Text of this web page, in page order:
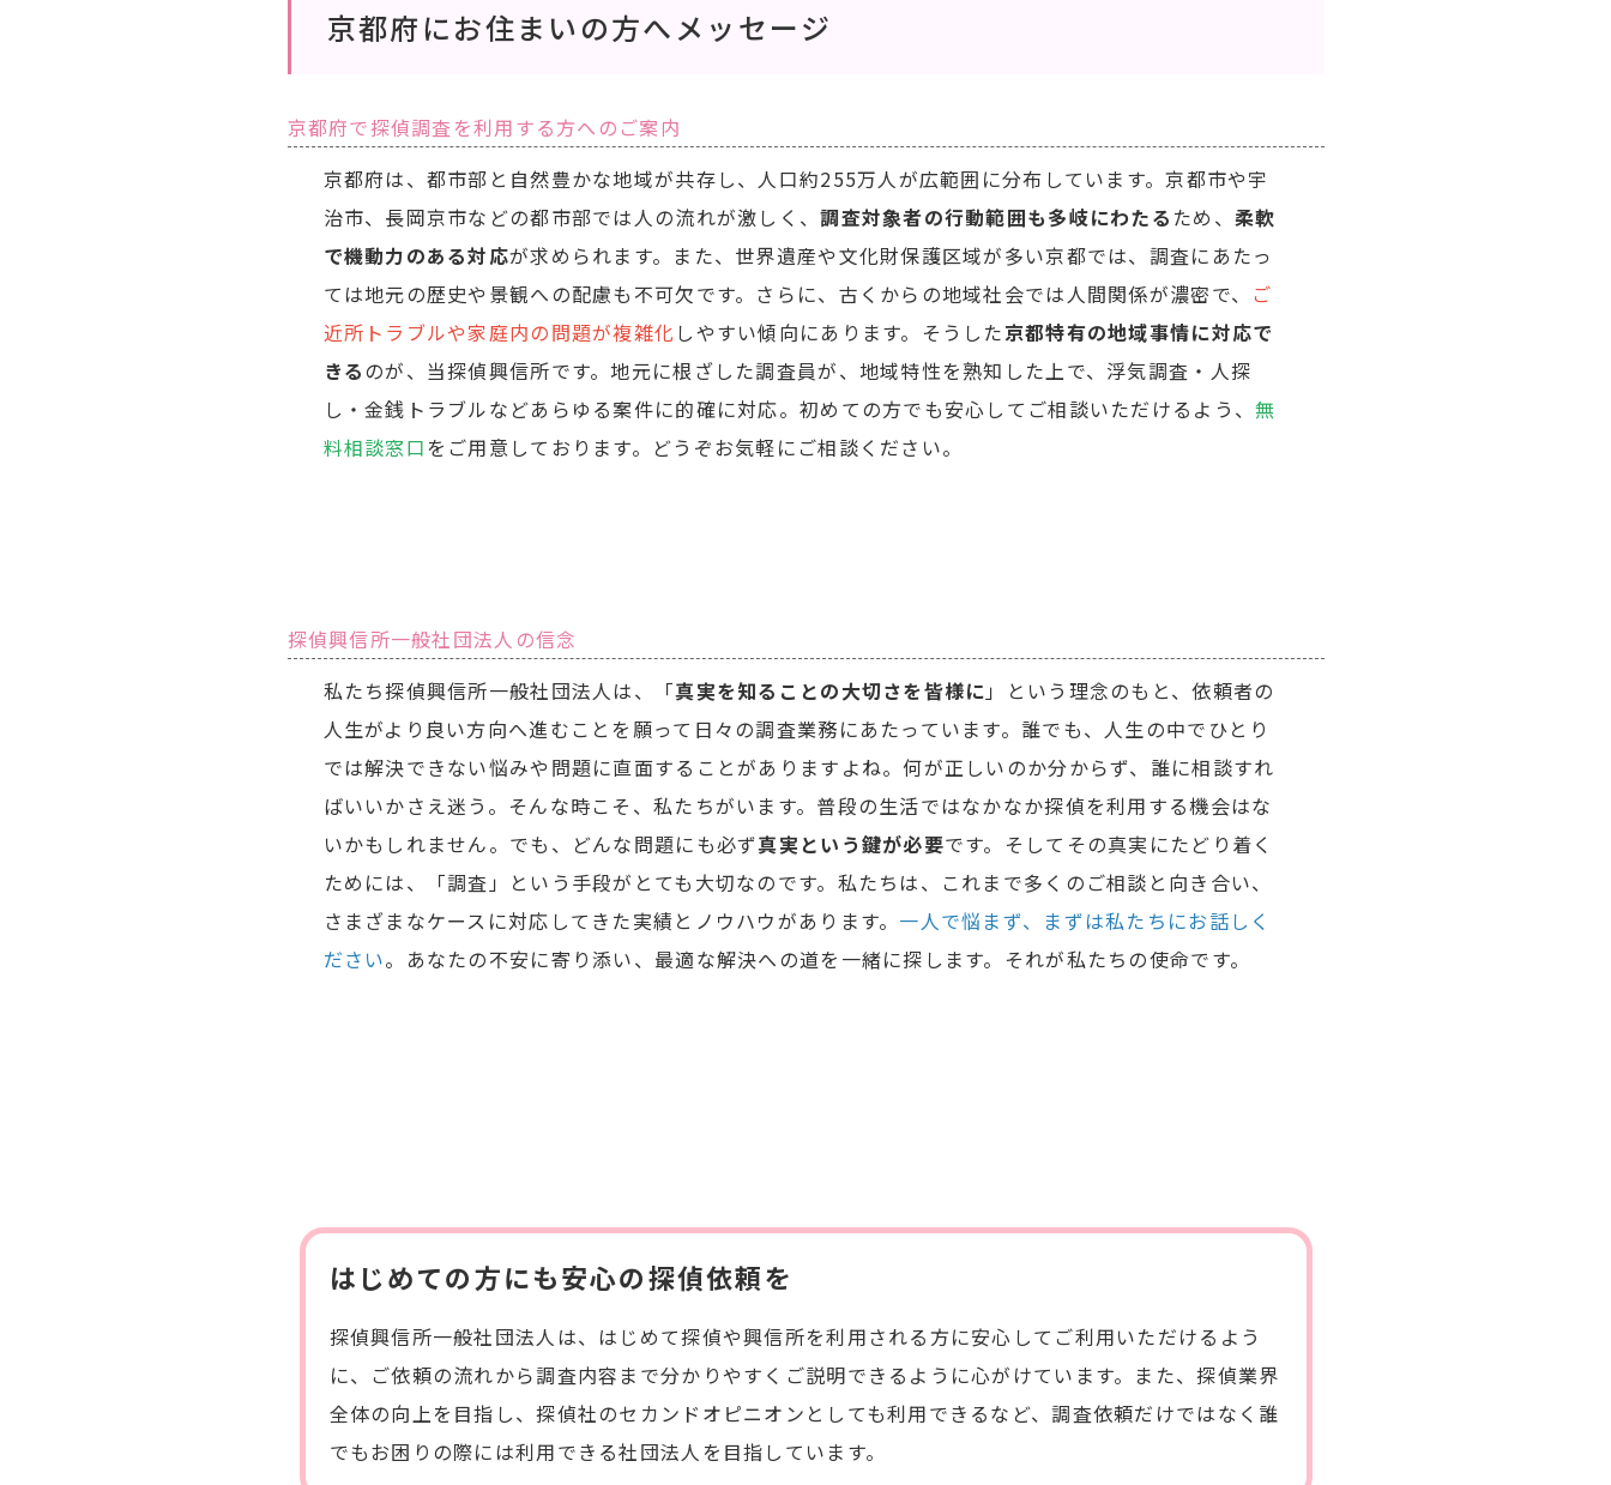
京都府にお住まいの方へメッセージ
京都府で探偵調査を利用する方へのご案内
京都府は、都市部と自然豊かな地域が共存し、人口約255万人が広範囲に分布しています。京都市や宇
治市、長岡京市などの都市部では人の流れが激しく、調査対象者の行動範囲も多岐にわたる ため、 柔軟
で機動力のある対応が求められます。また、世界遺産や文化財保護区域が多い京都では、調査にあたっ
ては地元の歴史や景観への配慮も不可欠です。さらに、古くからの地域社会では人間関係が濃密で、
ご
近所トラブルや家庭内の問題が複雑化 しやすい傾向にあります。そうした京都特有の地域事情に対応で
きるのが、当探偵興信所です。地元に根ざした調査員が、地域特性を熟知した上で、浮気調査・人探
し・金銭トラブルなどあらゆる案件に的確に対応。初めての方でも安心してご相談いただけるよう、無
料相談窓口をご用意しております。どうぞお気軽にご相談ください。
探偵興信所一般社団法人の信念
私たち探偵興信所一般社団法人は、「真実を知ることの大切さを皆様に 」という理念のもと、依頼者の
人生がより良い方向へ進むことを願って日々の調査業務にあたっています。誰でも、人生の中でひとり
では解決できない悩みや問題に直面することがありますよね。何が正しいのか分からず、誰に相談すれ
ばいいかさえ迷う。そんな時こそ、私たちがいます。普段の生活ではなかなか探偵を利用する機会はな
いかもしれません。でも、どんな問題にも必ず真実という鍵が必要です。そしてその真実にたどり着く
ためには、「調査」という手段がとても大切なのです。私たちは、これまで多くのご相談と向き合い、
さまざまなケースに対応してきた実績とノウハウがあります。 一人で悩まず、まずは私たちにお話しく
ださい。あなたの不安に寄り添い、最適な解決への道を一緒に探します。それが私たちの使命です。
はじめての方にも安心の探偵依頼を
探偵興信所一般社団法人は、はじめて探偵や興信所を利用される方に安心してご利用いただけるよう
に、ご依頼の流れから調査内容まで分かりやすくご説明できるように心がけています。また、探偵業界
全体の向上を目指し、探偵社のセカンドオピニオンとしても利用できるなど、調査依頼だけではなく誰
でもお困りの際には利用できる社団法人を目指しています。